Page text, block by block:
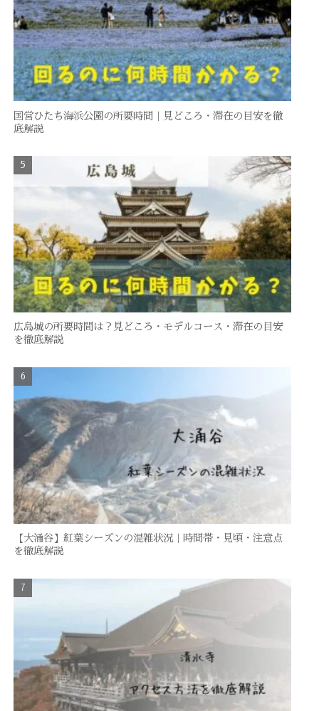
国営ひたち海浜公園の所要時間｜見どころ・滞在の目安を徹
底解説
広島城の所要時間は？見どころ・モデルコース・滞在の目安
を徹底解説
【大涌谷】紅葉シーズンの混雑状況｜時間帯・見頃・注意点
を徹底解説